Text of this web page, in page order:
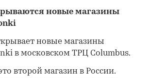
новые магазины
новые магазины
в московском ТРЦ Columbus.
второй магазин в России.